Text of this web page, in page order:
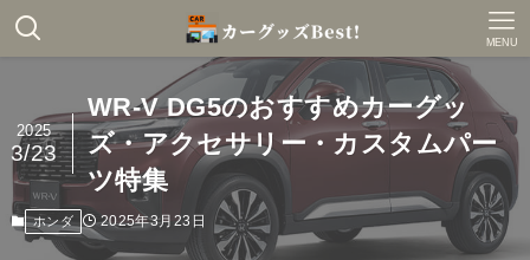
MENU
WR-V DG5のおすすめカーグッ
ズ・アクセサリー・カスタムパー
ツ特集
2025
3/23
ホンダ 2025年3月23日